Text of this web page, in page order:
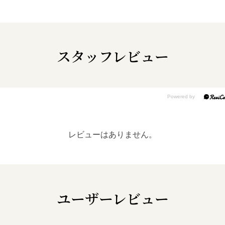
スタッフレビュー
レビューはありません。
ユーザーレビュー